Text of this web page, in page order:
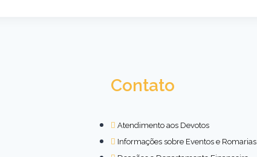
Contato
Atendimento aos Devotos
Informações sobre Eventos e Romarias